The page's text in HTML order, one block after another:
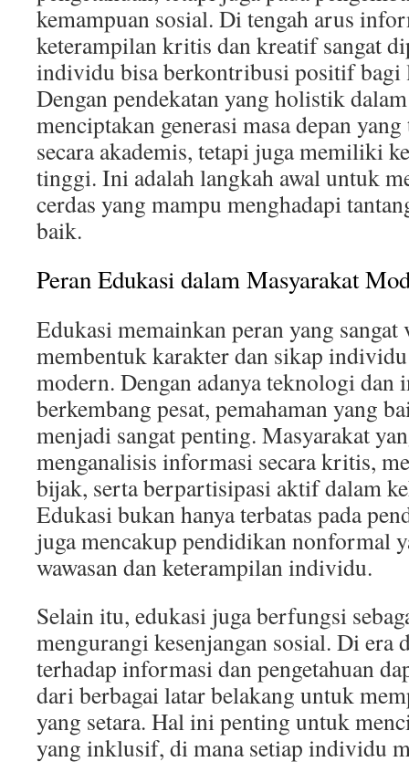
kemampuan sosial. Di tengah arus
keterampilan kritis dan kreatif sangat
individu bisa berkontribusi positif bagi
Dengan pendekatan yang holistik
menciptakan generasi masa depan
secara akademis, tetapi juga memiliki
tinggi. Ini adalah langkah awal untuk
cerdas yang mampu menghadapi
baik.
Peran Edukasi dalam Masyarakat
Edukasi memainkan peran yang
membentuk karakter dan sikap
modern. Dengan adanya teknologi dan
berkembang pesat, pemahaman yang
menjadi sangat penting. Masyarakat
menganalisis informasi secara kritis,
bijak, serta berpartisipasi aktif dalam
Edukasi bukan hanya terbatas pada
juga mencakup pendidikan nonformal
wawasan dan keterampilan individu.
Selain itu, edukasi juga berfungsi
mengurangi kesenjangan sosial. Di era
terhadap informasi dan pengetahuan
dari berbagai latar belakang untuk
yang setara. Hal ini penting untuk
yang inklusif, di mana setiap individu